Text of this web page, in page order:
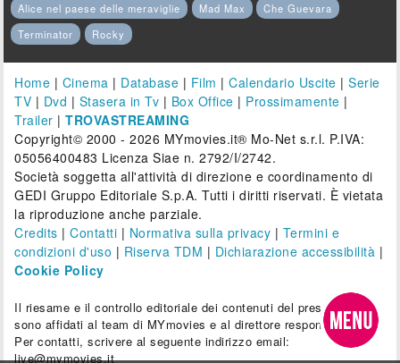
Alice nel paese delle meraviglie
Mad Max
Che Guevara
Terminator
Rocky
Home | Cinema | Database | Film |Calendario Uscite |Serie
TV | Dvd | Stasera in Tv | Box Office | Prossimamente |
Trailer |TROVASTREAMING
Copyright© 2000 - 2026 MYmovies.it® Mo-Net s.r.l. P.IVA:
05056400483 Licenza Siae n. 2792/I/2742.
Società soggetta all'attività di direzione e coordinamento di
GEDI Gruppo Editoriale S.p.A. Tutti i diritti riservati. È vietata
la riproduzione anche parziale.
Credits |Contatti | Normativa sulla privacy | Termini e
condizioni d'uso | Riserva TDM | Dichiarazione accessibilità |
Cookie Policy
Il riesame e il controllo editoriale dei contenuti del presente sito
sono affidati al team di MYmovies e al direttore responsabile.
Per contatti, scrivere al seguente indirizzo email:
live@mymovies.it